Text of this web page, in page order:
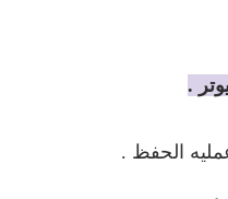
.
الحفظ .